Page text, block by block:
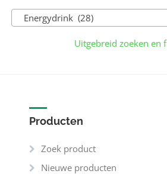
Energydrink (28)
Uitgebreid zoeken en
Producten
Zoek product
Nieuwe producten